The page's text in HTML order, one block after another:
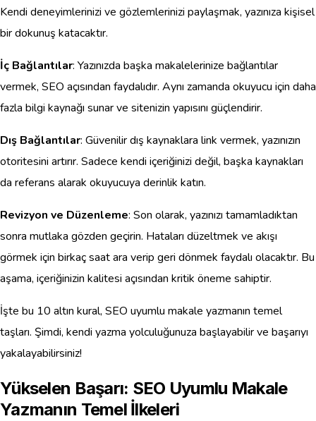
Kendi deneyimlerinizi ve gözlemlerinizi paylaşmak, yazınıza kişisel
bir dokunuş katacaktır.
İç Bağlantılar: Yazınızda başka makalelerinize bağlantılar
vermek, SEO açısından faydalıdır. Aynı zamanda okuyucu için daha
fazla bilgi kaynağı sunar ve sitenizin yapısını güçlendirir.
Dış Bağlantılar: Güvenilir dış kaynaklara link vermek, yazınızın
otoritesini artırır. Sadece kendi içeriğinizi değil, başka kaynakları
da referans alarak okuyucuya derinlik katın.
Revizyon ve Düzenleme: Son olarak, yazınızı tamamladıktan
sonra mutlaka gözden geçirin. Hataları düzeltmek ve akışı
görmek için birkaç saat ara verip geri dönmek faydalı olacaktır. Bu
aşama, içeriğinizin kalitesi açısından kritik öneme sahiptir.
İşte bu 10 altın kural, SEO uyumlu makale yazmanın temel
taşları. Şimdi, kendi yazma yolculuğunuza başlayabilir ve başarıyı
yakalayabilirsiniz!
Yükselen Başarı: SEO Uyumlu Makale
Yazmanın Temel İlkeleri